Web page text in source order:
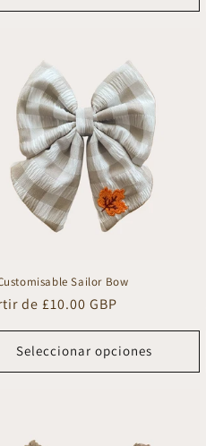
Sailor Bow
de £10.00 GBP
Seleccionar opciones